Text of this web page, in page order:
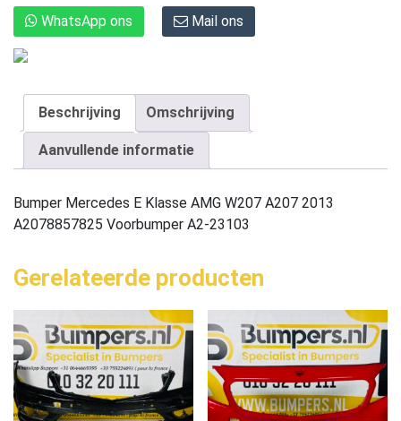
WhatsApp ons Mail ons
Beschrijving Omschrijving
Aanvullende informatie
Bumper Mercedes E Klasse AMG W207 A207 2013
A2078857825 Voorbumper A2-23103
Gerelateerde producten